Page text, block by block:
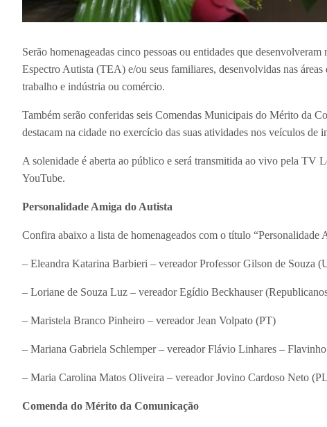
Serão homenageadas cinco pessoas ou entidades que
Espectro Autista (TEA) e/ou seus familiares, desenvolvidas nas
trabalho e indústria ou comércio.
Também serão conferidas seis Comendas Municipais do Mérito da
destacam na cidade no exercício das suas atividades nos veículos de
A solenidade é aberta ao público e será transmitida ao vivo pela
YouTube.
Personalidade Amiga do Autista
Confira abaixo a lista de homenageados com o título
– Eleandra Katarina Barbieri – vereador Professor Gilson de Souza
– Loriane de Souza Luz – vereador Egídio Beckhauser
– Maristela Branco Pinheiro – vereador Jean Volpato (PT)
– Mariana Gabriela Schlemper – vereador Flávio Linhares –
– Maria Carolina Matos Oliveira – vereador Jovino Cardoso Neto
Comenda do Mérito da Comunicação